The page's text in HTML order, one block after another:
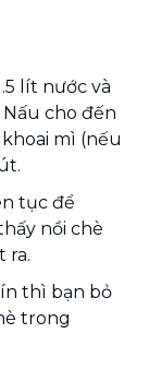
lít nước và
cho đến
mì (nếu
tục để
nồi chè
ra.
thì bạn bỏ
trong